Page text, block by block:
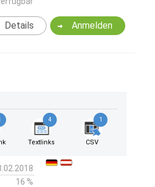
Anmelden
Details
4
Textlinks
1
CSV
16 %